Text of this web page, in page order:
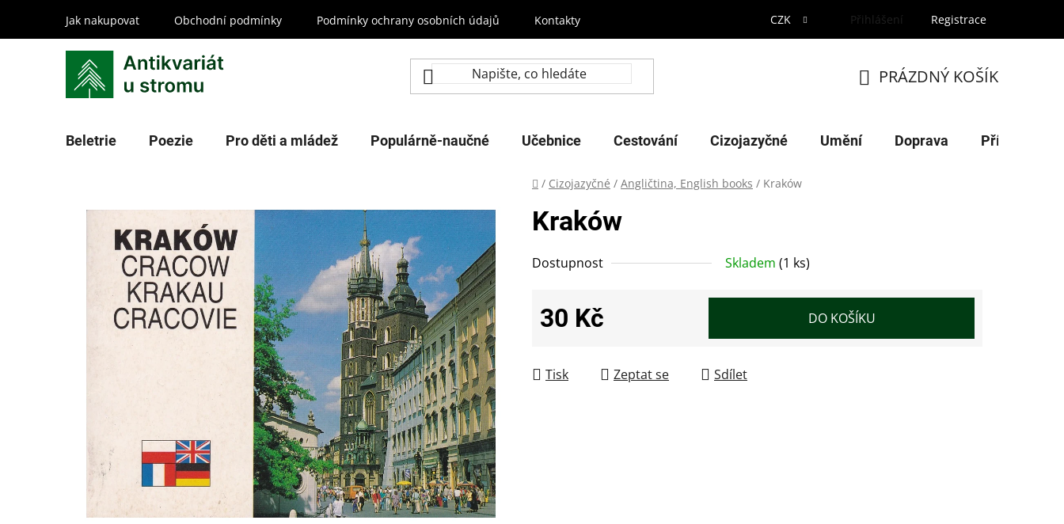
obsah
Jak nakupovat Obchodní podmínky Podmínky ochrany osobních údajů Kontakty CZK Přihlášení Registrace
KOŠÍK
PRÁZDNÝ KOŠÍK
Beletrie Poezie Pro děti a mládež Populárně-naučné Učebnice Cestování Cizojazyčné Umění Doprava Příroda
Domů
/ Cizojazyčné / Angličtina, English books / Kraków
Kraków
Dostupnost Skladem (1 ks)
30 Kč DO KOŠÍKU
Tisk Zeptat se Sdílet